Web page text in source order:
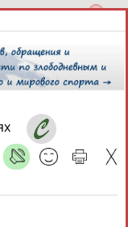
года,